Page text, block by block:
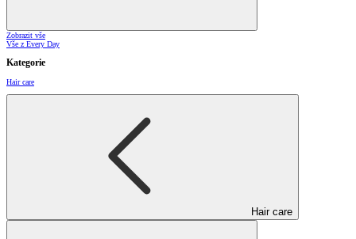
Zobrazit vše
Vše z Every Day
Kategorie
Hair care
Hair care